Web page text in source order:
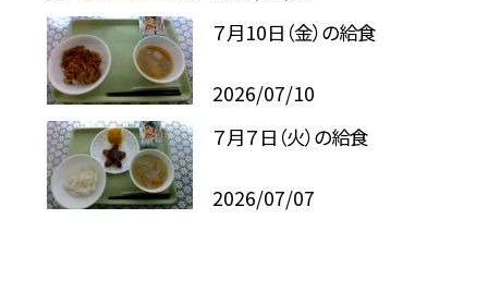
７月10日（金）の給食
2026/07/10
７月７日（火）の給食
2026/07/07